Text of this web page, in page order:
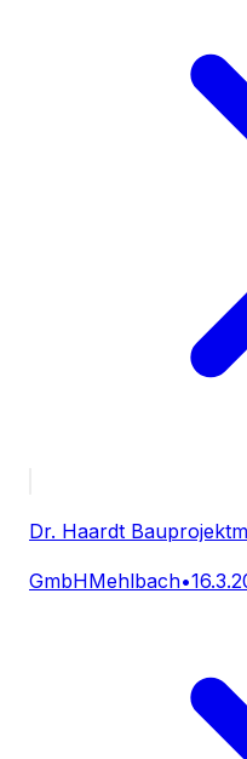
Dr. Haardt
GmbHMehlbach•